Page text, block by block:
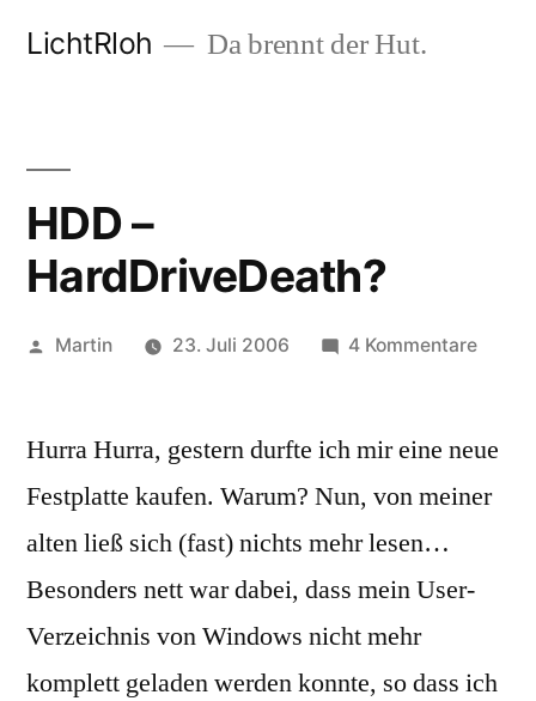
LichtRloh Da brennt der Hut.
HDD –
HardDriveDeath?
Veröffentlicht
Martin 23. Juli 2006 4 Kommentarezu
Hurra Hurra, gestern durfte ich mir eine neue
Festplatte kaufen. Warum? Nun, von meiner
alten ließ sich (fast) nichts mehr lesen…
Besonders nett war dabei, dass mein User-
Verzeichnis von Windows nicht mehr
komplett geladen werden konnte, so dass ich